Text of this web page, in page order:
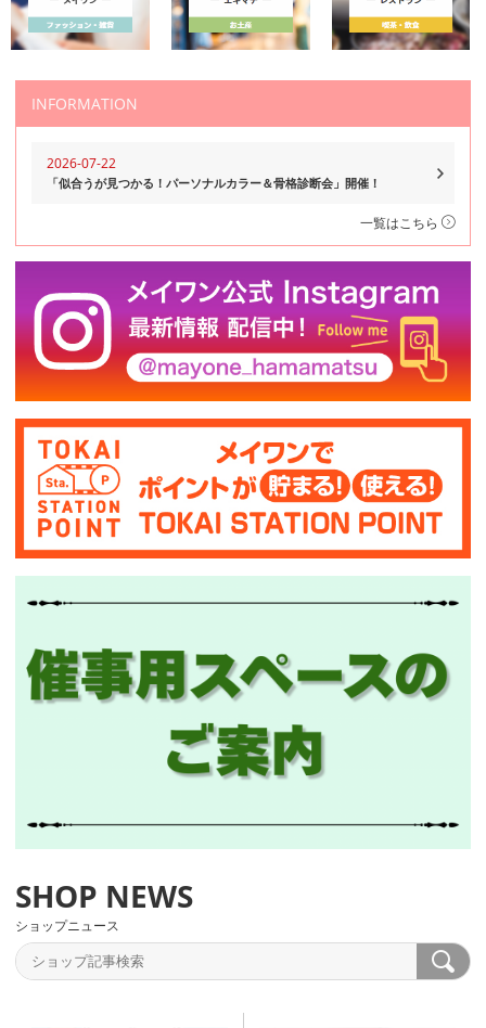
INFORMATION
2026-07-22
「似合うが見つかる！パーソナルカラー＆骨格診断会」開催！
一覧はこちら
ショップニュース